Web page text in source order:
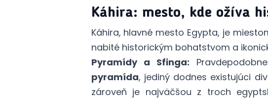
Káhira: mesto, kde ožíva
Káhira, hlavné mesto Egypta, je
nabité historickým bohatstvom a
Pyramídy a Sfinga:
pyramída, jediný dodnes existujúci
zároveň je najväčšou z troch